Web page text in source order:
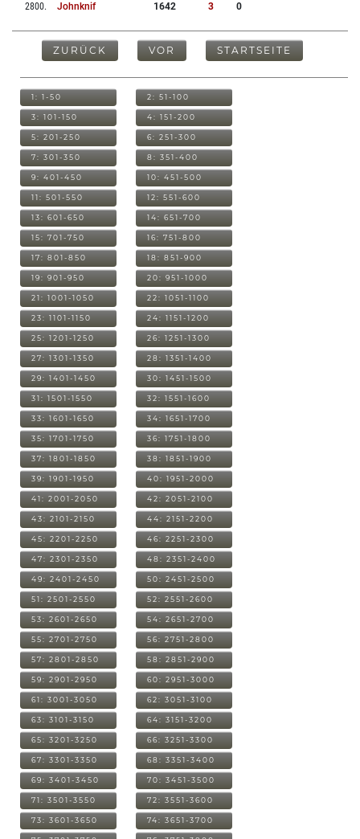
2800. Johnknif 1642 3 0
ZURÜCK VOR STARTSEITE
1: 1-50 2: 51-100
3: 101-150 4: 151-200
5: 201-250 6: 251-300
7: 301-350 8: 351-400
9: 401-450 10: 451-500
11: 501-550 12: 551-600
13: 601-650 14: 651-700
15: 701-750 16: 751-800
17: 801-850 18: 851-900
19: 901-950 20: 951-1000
21: 1001-1050 22: 1051-1100
23: 1101-1150 24: 1151-1200
25: 1201-1250 26: 1251-1300
27: 1301-1350 28: 1351-1400
29: 1401-1450 30: 1451-1500
31: 1501-1550 32: 1551-1600
33: 1601-1650 34: 1651-1700
35: 1701-1750 36: 1751-1800
37: 1801-1850 38: 1851-1900
39: 1901-1950 40: 1951-2000
41: 2001-2050 42: 2051-2100
43: 2101-2150 44: 2151-2200
45: 2201-2250 46: 2251-2300
47: 2301-2350 48: 2351-2400
49: 2401-2450 50: 2451-2500
51: 2501-2550 52: 2551-2600
53: 2601-2650 54: 2651-2700
55: 2701-2750 56: 2751-2800
57: 2801-2850 58: 2851-2900
59: 2901-2950 60: 2951-3000
61: 3001-3050 62: 3051-3100
63: 3101-3150 64: 3151-3200
65: 3201-3250 66: 3251-3300
67: 3301-3350 68: 3351-3400
69: 3401-3450 70: 3451-3500
71: 3501-3550 72: 3551-3600
73: 3601-3650 74: 3651-3700